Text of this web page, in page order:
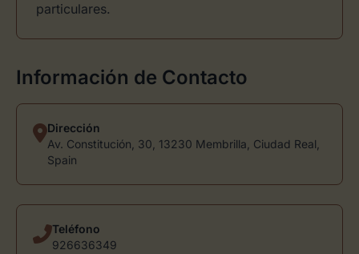
particulares.
Información de Contacto
Dirección
Av. Constitución, 30, 13230 Membrilla, Ciudad Real,
Spain
Teléfono
926636349